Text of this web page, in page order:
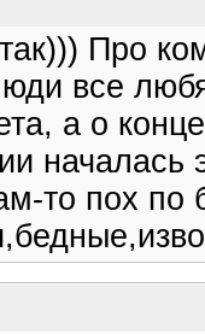
Про
все
а о
то пох по